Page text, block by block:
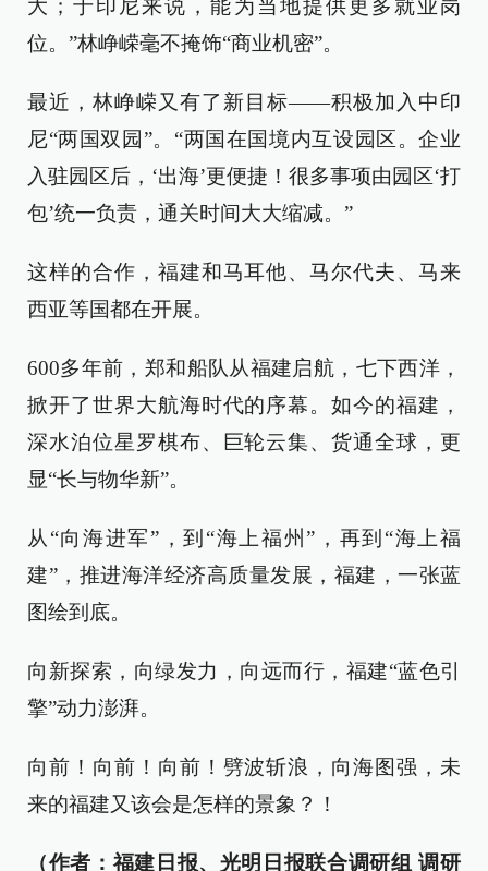
大；于印尼来说，能为当地提供更多就业岗
位。”林峥嵘毫不掩饰“商业机密”。
最近，林峥嵘又有了新目标——积极加入中印
尼“两国双园”。“两国在国境内互设园区。企业
入驻园区后，‘出海’更便捷！很多事项由园区‘打
包’统一负责，通关时间大大缩减。”
这样的合作，福建和马耳他、马尔代夫、马来
西亚等国都在开展。
600多年前，郑和船队从福建启航，七下西洋，
掀开了世界大航海时代的序幕。如今的福建，
深水泊位星罗棋布、巨轮云集、货通全球，更
显“长与物华新”。
从“向海进军”，到“海上福州”，再到“海上福
建”，推进海洋经济高质量发展，福建，一张蓝
图绘到底。
向新探索，向绿发力，向远而行，福建“蓝色引
擎”动力澎湃。
向前！向前！向前！劈波斩浪，向海图强，未
来的福建又该会是怎样的景象？！
（作者：福建日报、光明日报联合调研组 调研